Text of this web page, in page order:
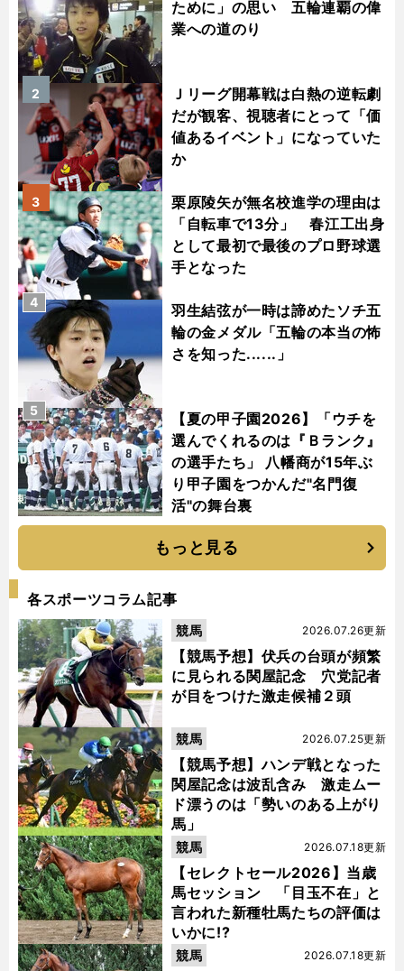
ために」の思い 五輪連覇の偉
業への道のり
Ｊリーグ開幕戦は白熱の逆転劇
だが観客、視聴者にとって「価
値あるイベント」になっていた
か
2
栗原陵矢が無名校進学の理由は
「自転車で13分」 春江工出身
として最初で最後のプロ野球選
手となった
3
羽生結弦が一時は諦めたソチ五
輪の金メダル「五輪の本当の怖
さを知った......」
4
【夏の甲子園2026】「ウチを
選んでくれるのは『Ｂランク』
の選手たち」 八幡商が15年ぶ
り甲子園をつかんだ"名門復
活"の舞台裏
5
もっと見る
各スポーツコラム記事
【競馬予想】伏兵の台頭が頻繁
に見られる関屋記念 穴党記者
が目をつけた激走候補２頭
2026.07.26更新
競馬
【競馬予想】ハンデ戦となった
関屋記念は波乱含み 激走ムー
ド漂うのは「勢いのある上がり
馬」
2026.07.25更新
競馬
【セレクトセール2026】当歳
馬セッション 「目玉不在」と
言われた新種牡馬たちの評価は
いかに!?
2026.07.18更新
競馬
2026.07.18更新
競馬